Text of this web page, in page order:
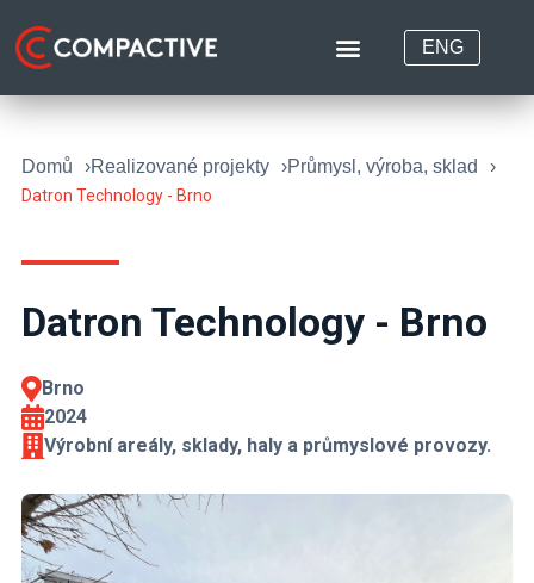
ENG
Domů Realizované projekty Průmysl, výroba, sklad
Datron Technology - Brno
Datron Technology - Brno
Brno
2024
Výrobní areály, sklady, haly a průmyslové provozy.